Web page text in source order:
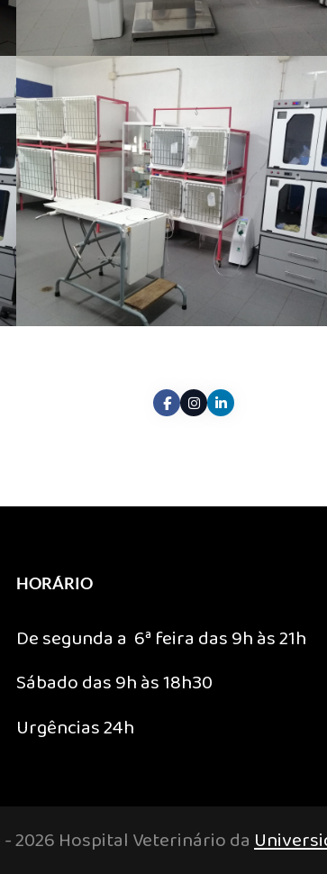
HORÁRIO
De segunda a 6ª feira das 9h às 21h
Sábado das 9h às 18h30
Urgências 24h
- 2026 Hospital Veterinário da